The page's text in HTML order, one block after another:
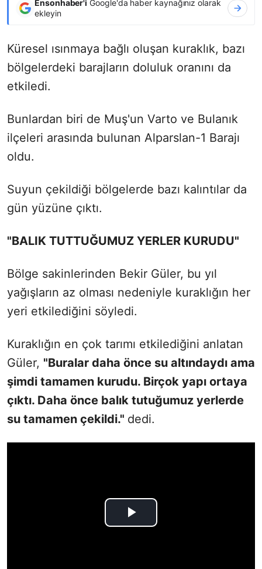
Ensonhaber'i Google'da haber kaynağınız olarak
ekleyin
Küresel ısınmaya bağlı oluşan kuraklık, bazı
bölgelerdeki barajların doluluk oranını da
etkiledi.
Bunlardan biri de Muş'un Varto ve Bulanık
ilçeleri arasında bulunan Alparslan-1 Barajı
oldu.
Suyun çekildiği bölgelerde bazı kalıntılar da
gün yüzüne çıktı.
"BALIK TUTTUĞUMUZ YERLER KURUDU"
Bölge sakinlerinden Bekir Güler, bu yıl
yağışların az olması nedeniyle kuraklığın her
yeri etkilediğini söyledi.
Kuraklığın en çok tarımı etkilediğini anlatan
Güler, "Buralar daha önce su altındaydı ama
şimdi tamamen kurudu. Birçok yapı ortaya
çıktı. Daha önce balık tutuğumuz yerlerde
su tamamen çekildi." dedi.